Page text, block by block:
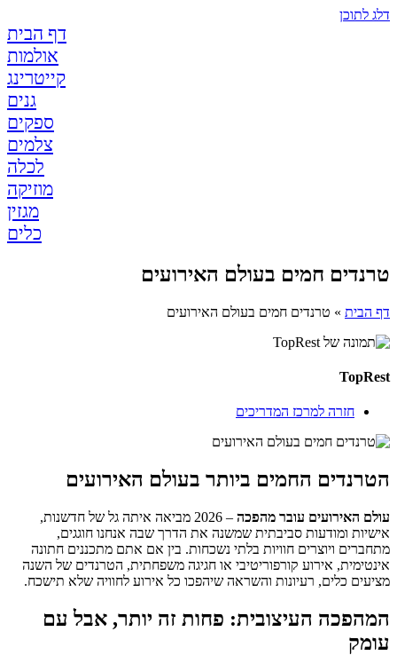
דלג לתוכן
דף הבית
אולמות
קייטרינג
גנים
ספקים
צלמים
לכלה
מוזיקה
מגזין
כלים
טרנדים חמים בעולם האירועים
דף הבית » טרנדים חמים בעולם האירועים
TopRest
חזרה למרכז המדריכים
הטרנדים החמים ביותר בעולם האירועים
עולם האירועים עובר מהפכה
– 2026 מביאה איתה גל של חדשנות,
אישיות ומודעות סביבתית שמשנה את הדרך שבה אנחנו חוגגים,
מתחברים ויוצרים חוויות בלתי נשכחות. בין אם אתם מתכננים חתונה
אינטימית, אירוע קורפוריטיבי או חגיגה משפחתית, הטרנדים של השנה
מציעים כלים, רעיונות והשראה שיהפכו כל אירוע לחוויה שלא תישכח.
המהפכה העיצובית: פחות זה יותר, אבל עם
עומק